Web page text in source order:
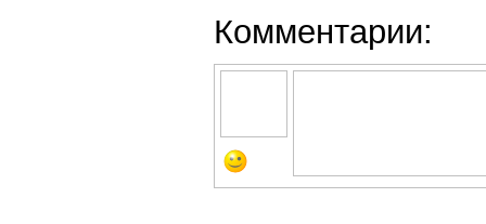
Комментарии: